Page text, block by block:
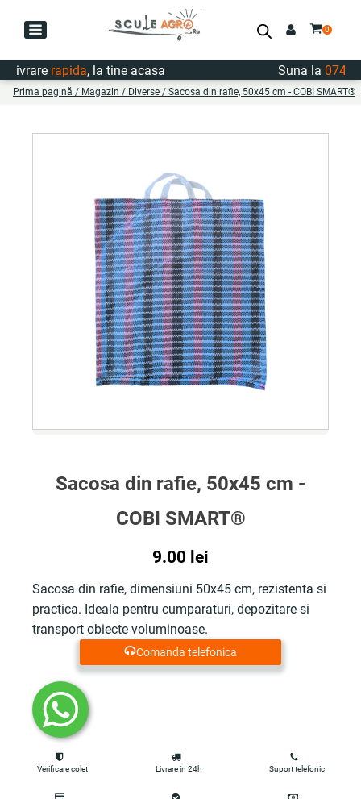
rapida, la tine acasa Suna la
Prima pagină / Magazin / Diverse / Sacosa din rafie, 50x45 cm - COBI SMART®
Sacosa din rafie, 50x45 cm -
COBI SMART®
9.00 lei
Sacosa din rafie, dimensiuni 50x45 cm, rezistenta si
practica. Ideala pentru cumparaturi, depozitare si
transport obiecte voluminoase.
Comanda telefonica
Verificare colet Livrare in 24h Suport telefonic